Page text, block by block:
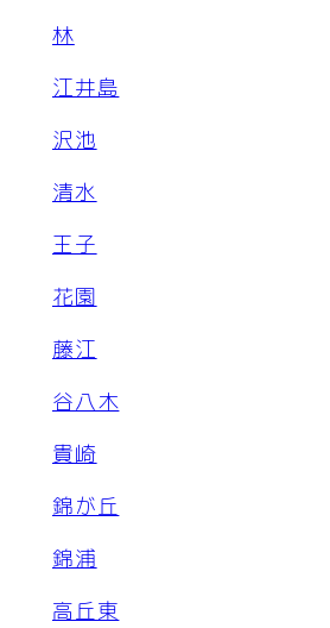
林
江井島
沢池
清水
王子
花園
藤江
谷八木
貴崎
錦が丘
錦浦
高丘東